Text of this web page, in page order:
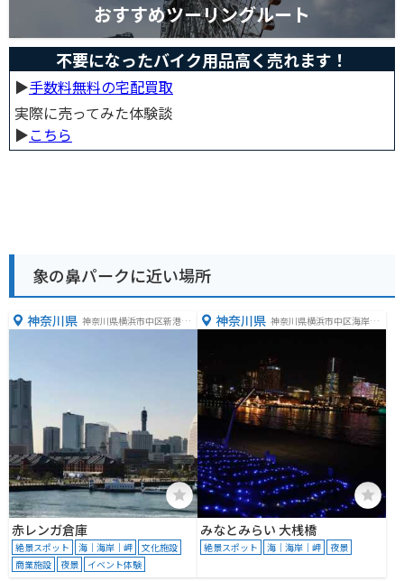
おすすめツーリングルート
不要になったバイク用品高く売れます！
▶︎手数料無料の宅配買取
実際に売ってみた体験談
▶︎こちら
象の鼻パークに近い場所
神奈川県 神奈川県横浜市中区新港１
赤レンガ倉庫
絶景スポット 海｜海岸｜岬
文化施設
商業施設
夜景 イベント体験
神奈川県 神奈川県横浜市中区海岸通
みなとみらい 大桟橋
絶景スポット 海｜海岸｜岬 夜景